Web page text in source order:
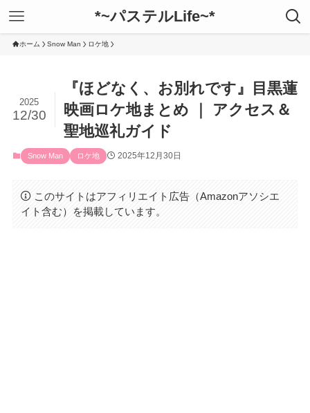
*~パステルLife~*
ホーム Snow Man ロケ地
『ほどなく、お別れです』目黒蓮
映画ロケ地まとめ ｜ アクセス＆
聖地巡礼ガイド
2025
12/30
Snow Man ロケ地 2025年12月30日
このサイトはアフィリエイト広告（Amazonアソシエ
イト含む）を掲載しています。